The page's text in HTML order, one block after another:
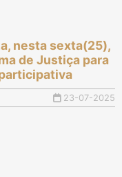
nesta sexta(25),
de Justiça para
23-07-2025